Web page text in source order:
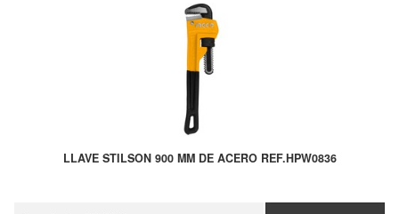
LLAVE STILSON 900 MM DE ACERO REF.HPW0836